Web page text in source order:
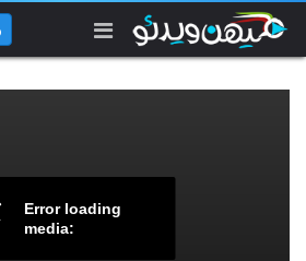
Error loading
media: